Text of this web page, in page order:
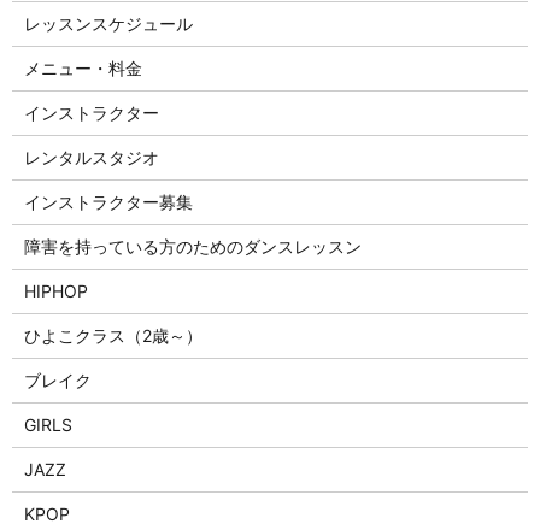
レッスンスケジュール
メニュー・料金
インストラクター
レンタルスタジオ
インストラクター募集
障害を持っている方のためのダンスレッスン
HIPHOP
ひよこクラス（2歳～）
ブレイク
GIRLS
JAZZ
KPOP